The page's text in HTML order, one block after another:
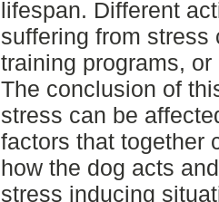
lifespan. Different
suffering from stress
training programs,
The conclusion of
stress can be
factors that together
how the dog acts
stress inducing